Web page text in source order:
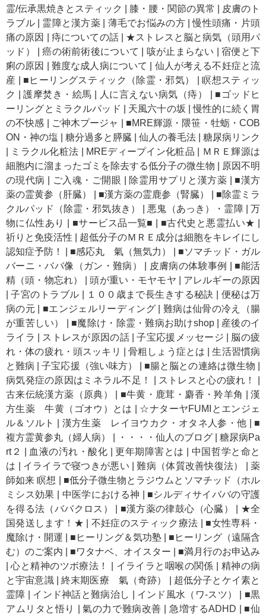
霊/伝承黒焼きとスティック
膝・腰・関節の異常
皮膚のト
ラブル| 霊障と漢方薬 薄毛でお悩みの方|慢性頭痛・片頭
痛の原因
痔についての話| ★ストレスと脳と病気（頭用パ
ッド）
|癌の術前術後について 咳が止まらない |宿便と下
痢の原因
難度な成人病について
仙人が考える不妊症と流
産
■ヒーリングスティック（除霊・邪気） |瞑想スティッ
ク
|護摩焚き・絵馬 人に言えない病気（痔）
■ゴッドヒ
ーリングとミラクルパッド
天風六十の坂 |慢性的に続く胃
の不快感
ご神木プージャ
■MRE輝源・隈笹・牡蛎・COB
ON・神の塩
糖分過多と膵臓 仙人の養毛法
糖尿病リンク
ミラクル化粧法 MREディープイン化粧品
ＭＲＥ輝源は
細胞内に溜まったゴミを除去する低分子の微生物
原因不明
の現代病
ご入魂・ご開眼 除霊用サプリと漢方薬
■漢方
薬の霊黄参（肝臓）
■漢方薬の霊鹿参（腎臓）
■除霊ミラ
クルパッド（除霊・邪気抜き）
悪鬼（あっき）・霊障|万
物に仏性あり
■サービス品一覧■ ■古代史と悪霊払い★
祈りと免疫活性
超低分子のＭＲＥ成分は細胞をキレイにし
認知症予防！
■感応丸 氣（無気力）
■ソマチッド・ガル
バーニ・ババ像（ガン・難病）
皮膚病の体験事例
■能活
精（頭・物忘れ）
|頭が重い・モヤモヤ
アレルギーの原因
|子宮のトラブル １００歳まで長生きする秘訣
便秘は万
病の元
■エンジェルリーディング
難病は仙骨の冷え（腸
が重苦しい）
■魔除け・除霊・難病お助けshop| 産後のイ
ライラ
ストレスが原因の話|子宝応援メッセージ
脳の疲
れ・体の疲れ・頭スッキリ
|骨粗しょう症とは |生活習慣病
と難病 |子宝応援（強い味方） ■腸と脳との連絡は微生物
病気発症の原因はミネラル不足！
ストレスと心の疲れ！
古来伝統漢方薬（原典）
■牛黄・鹿茸・麝香・羚羊角 |漢
方生薬 牛黄（ゴオウ）とは
☆ナターヤFUMIとエンジェ
ル＆ソルト
漢方生薬 レイヨウカク・オタネ人参・他
■
複方霊黄参丸（婦人病）
・・・・仙人のブログ
糖尿病Pa
rt２
血液の汚れ・酸化 |更年期障害とは
中国哲学と命と
は
イライラで寝つきが悪い |難病（体質改善快復法） |薬
師如来 瞑想
■低分子微生物とラジウムとソマチッド（ホル
ミシス効果
中医学における神
■シルディサイババの守護
を得る法（ババクロス）
■漢方薬の律鼓心（心臓）
★全
国発送します！★
不妊症のスティック療法
■女性専科・
魔除け・開運
■ヒーリング＆気功塾
■ヒーリング（遠隔含
む）のご案内
■ワタナベ、オイスター
■満月行のお申込み
|心と精神のツボ療法！ イライラと咽喉の関係
精神の病
と宇宙意識|終末期医療 氣（奇跡）
超低分子とケイ素と
霊障
インド神話と難病治し インド風水（ワ-スツ）
■黒
アムリタと悟り
|氣の力で難病改善 急増するADHD ■仙